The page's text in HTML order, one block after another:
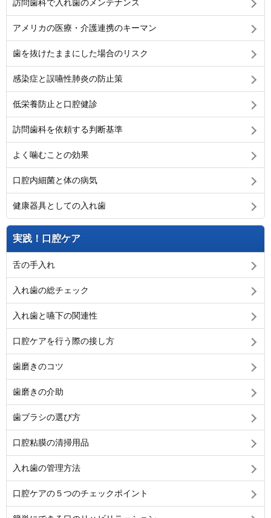
訪問歯科で入れ歯のメンテナンス
アメリカの医療・介護連携のキーマン
歯を抜けたままにした場合のリスク
感染症と誤嚥性肺炎の防止策
低栄養防止と口腔健診
訪問歯科を依頼する判断基準
よく噛むことの効果
口腔内細菌と体の病気
健康器具としての入れ歯
実践！口腔ケア
舌の手入れ
入れ歯の総チェック
入れ歯と嚥下の関連性
口腔ケアを行う際の接し方
歯磨きのコツ
歯磨きの介助
歯ブラシの選び方
口腔粘膜の清掃用品
入れ歯の管理方法
口腔ケアの５つのチェックポイント